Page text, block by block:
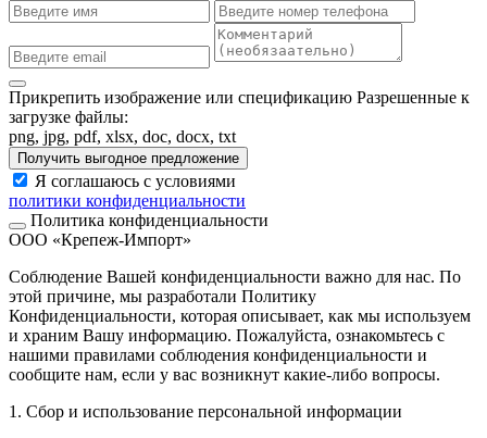
Прикрепить изображение или спецификацию Разрешенные к
загрузке файлы:
png, jpg, pdf, xlsx, doc, docx, txt
Получить выгодное предложение
Я соглашаюсь с условиями
политики конфиденциальности
Политика конфиденциальности
ООО «Крепеж-Импорт»
Соблюдение Вашей конфиденциальности важно для нас. По
этой причине, мы разработали Политику
Конфиденциальности, которая описывает, как мы используем
и храним Вашу информацию. Пожалуйста, ознакомьтесь с
нашими правилами соблюдения конфиденциальности и
сообщите нам, если у вас возникнут какие-либо вопросы.
1. Сбор и использование персональной информации